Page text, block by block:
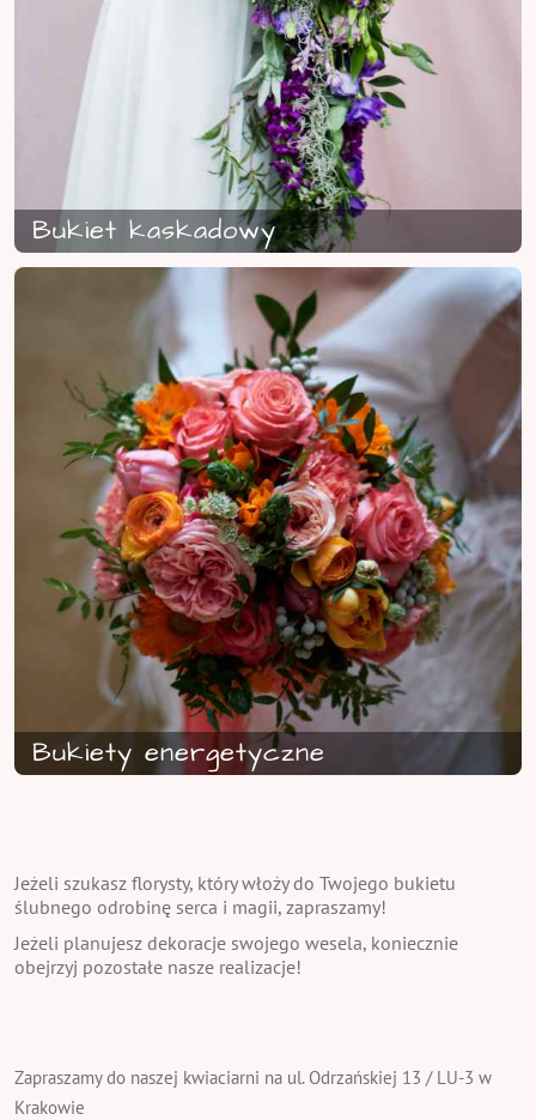
Bukiet kaskadowy
Bukiety energetyczne
Jeżeli szukasz florysty, który włoży do Twojego bukietu
ślubnego odrobinę serca i magii, zapraszamy!
Jeżeli planujesz dekoracje swojego wesela, koniecznie
obejrzyj pozostałe nasze realizacje!
Zapraszamy do naszej kwiaciarni na ul. Odrzańskiej 13 / LU-3 w
Krakowie